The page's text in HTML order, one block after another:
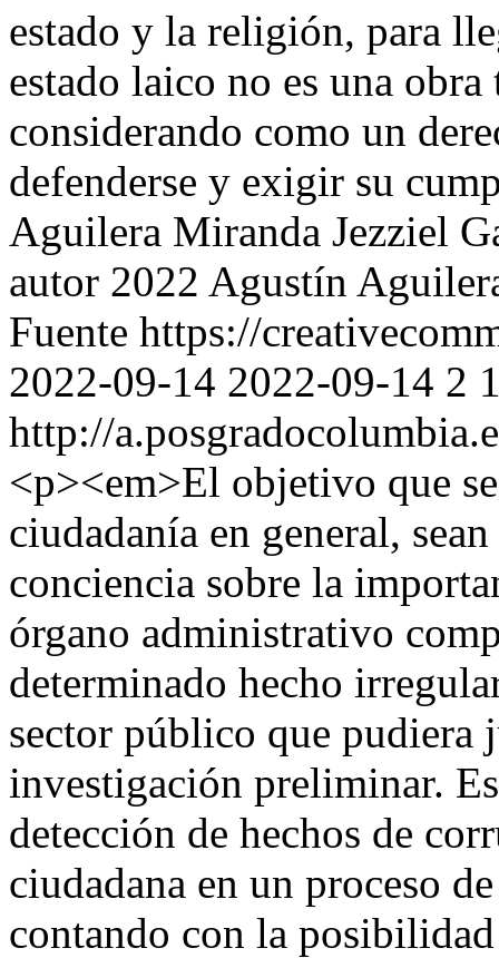
estado y la religión, para
estado laico no es una
considerando como un
defenderse y exigir su
Aguilera Miranda Jezziel
autor 2022 Agustín
Fuente https://
2022-09-14 2022-09-14 2
http://
<p><em>El objetivo que
ciudadanía en general,
conciencia sobre la
órgano administrativo
determinado hecho
sector público que
investigación preliminar.
detección de hechos de
ciudadana en un proceso
contando con la